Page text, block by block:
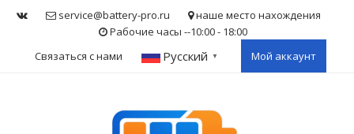
service@battery-pro.ru
наше место нахождения
Рабочие часы --10:00 - 18:00
Связаться с нами
Русский ▼ Мой аккаунт